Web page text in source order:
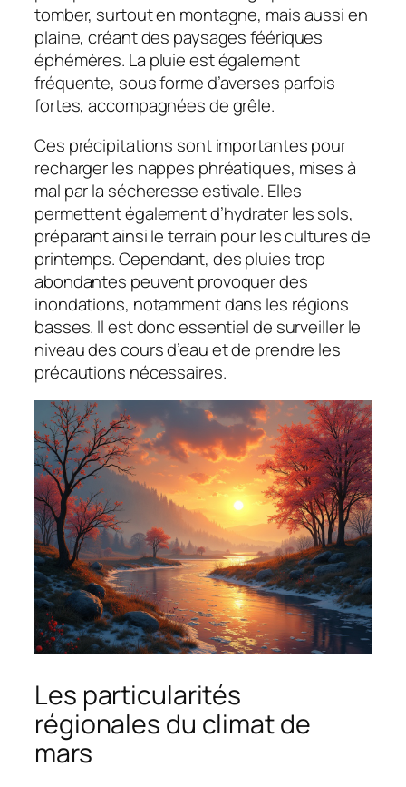
tomber, surtout en montagne, mais aussi en
plaine, créant des paysages féériques
éphémères. La pluie est également
fréquente, sous forme d’averses parfois
fortes, accompagnées de grêle.
Ces précipitations sont importantes pour
recharger les nappes phréatiques, mises à
mal par la sécheresse estivale. Elles
permettent également d’hydrater les sols,
préparant ainsi le terrain pour les cultures de
printemps. Cependant, des pluies trop
abondantes peuvent provoquer des
inondations, notamment dans les régions
basses. Il est donc essentiel de surveiller le
niveau des cours d’eau et de prendre les
précautions nécessaires.
Les particularités
régionales du climat de
mars